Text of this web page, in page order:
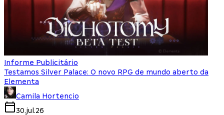
Informe Publicitário
Testamos Silver Palace: O novo RPG de mundo aberto da
Elementa
Camila Hortencio
30.jul.26